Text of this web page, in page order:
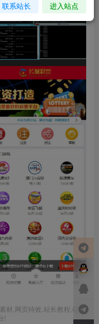
材,网页特效,站长教程,破解
!
联系站长 进入站点